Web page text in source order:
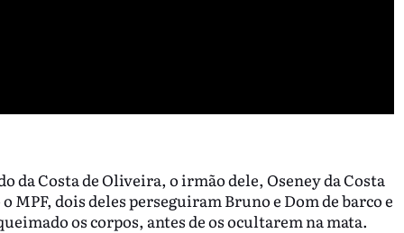
da Costa de Oliveira, o irmão dele, Oseney da Costa
MPF, dois deles perseguiram Bruno e Dom de barco e
os corpos, antes de os ocultarem na mata.